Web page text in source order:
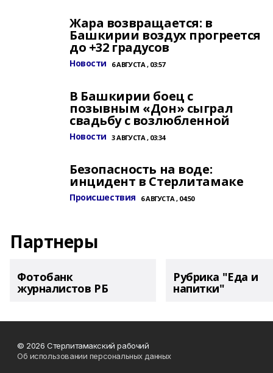
Жара возвращается: в
Башкирии воздух прогреется
до +32 градусов
Новости 6 АВГУСТА , 03:57
В Башкирии боец с
позывным «Дон» сыграл
свадьбу с возлюбленной
Новости 3 АВГУСТА , 03:34
Безопасность на воде:
инцидент в Стерлитамаке
Происшествия 6 АВГУСТА , 04:50
Партнеры
Фотобанк
журналистов РБ
Рубрика "Еда и
напитки"
© 2026 Стерлитамакский рабочий
Об использовании персональных данных